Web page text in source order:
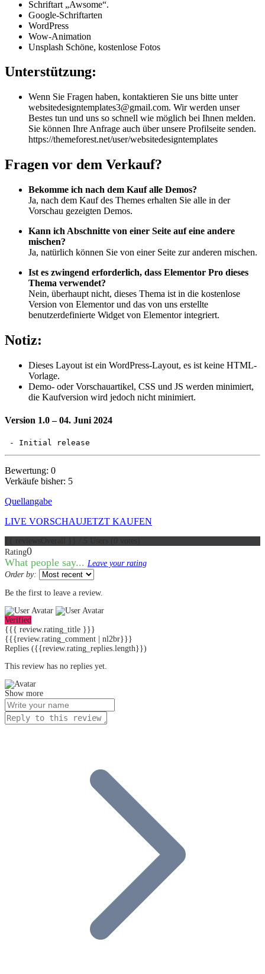
Schriftart „Awsome“.
Google-Schriftarten
WordPress
Wow-Animation
Unsplash Schöne, kostenlose Fotos
Unterstützung:
Wenn Sie Fragen haben, kontaktieren Sie uns bitte unter
websitedesigntemplates3@gmail.com. Wir werden unser
Bestes tun und uns so schnell wie möglich bei Ihnen melden.
Sie können Ihre Anfrage auch über unsere Profilseite senden.
https://themeforest.net/user/websitedesigntemplates
Fragen vor dem Verkauf?
Bekomme ich nach dem Kauf alle Demos?
Ja, nach dem Kauf des Themes erhalten Sie alle in der
Vorschau gezeigten Demos.
Kann ich Abschnitte von einer Seite auf eine andere
mischen?
Ja, natürlich können Sie von einer Seite zur anderen mischen.
Ist es zwingend erforderlich, dass Elementor Pro dieses
Thema verwendet?
Nein, überhaupt nicht, dieses Thema ist in die kostenlose
Version von Elementor und das von uns erstellte
benutzerdefinierte Widget von Elementor integriert.
Notiz:
Dieses Layout ist ein WordPress-Layout, es ist keine HTML-
Vorlage.
Demo- oder Vorschauartikel, CSS und JS werden minimiert,
die Kaufversion wird jedoch nicht minimiert.
Version 1.0– 04. Juni 2024
Bewertung: 0
Verkäufe bisher: 5
Quellangabe
LIVE VORSCHAUJETZT KAUFEN
Rating0
What people say... Leave your rating
Order by:
Be the first to leave a review.
Verified
{{{ review.rating_title }}}
{{{review.rating_comment | nl2br}}}
Replies ({{review.rating_replies.length}})
This review has no replies yet.
Show more